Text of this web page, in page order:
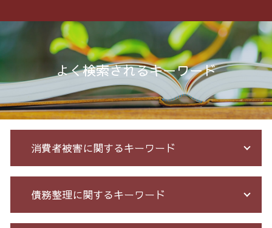
よく検索されるキーワード
消費者被害に関するキーワード
還付金詐欺 戻ってくる
詐欺 金銭トラブル
債務整理に関するキーワード